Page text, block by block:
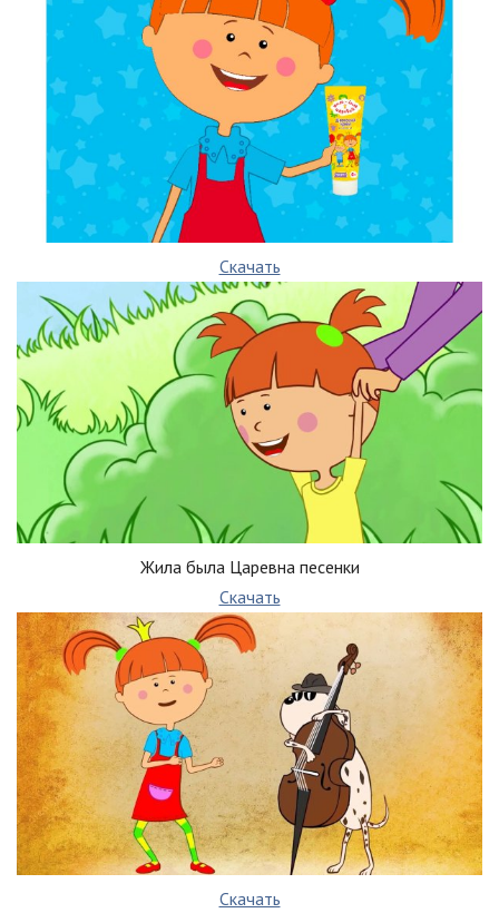
Скачать
Жила была Царевна песенки
Скачать
Скачать